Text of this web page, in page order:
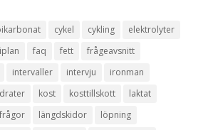
cykel cykling
elektrolyter
faq fett
frågeavsnitt
intervaller intervju
ironman
kost kosttillskott
laktat
längdskidor
löpning